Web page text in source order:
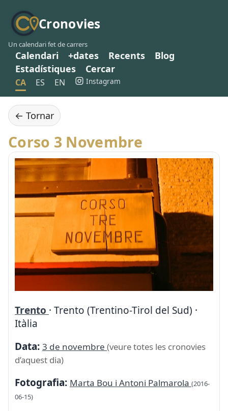
Cronovies
Un calendari fet de carrers
Calendari +dates Recents
Blog
Estadístiques
Cercar
CA ES EN Instagram
← Tornar
Corso 3 Novembre
Trento · Trento (Trentino-Tirol del Sud) ·
Itàlia
Data: 3 de novembre (veure totes les cronovies
d’aquest dia)
Fotografia: Marta Bou i Antoni Palmarola (2016-
06-15)